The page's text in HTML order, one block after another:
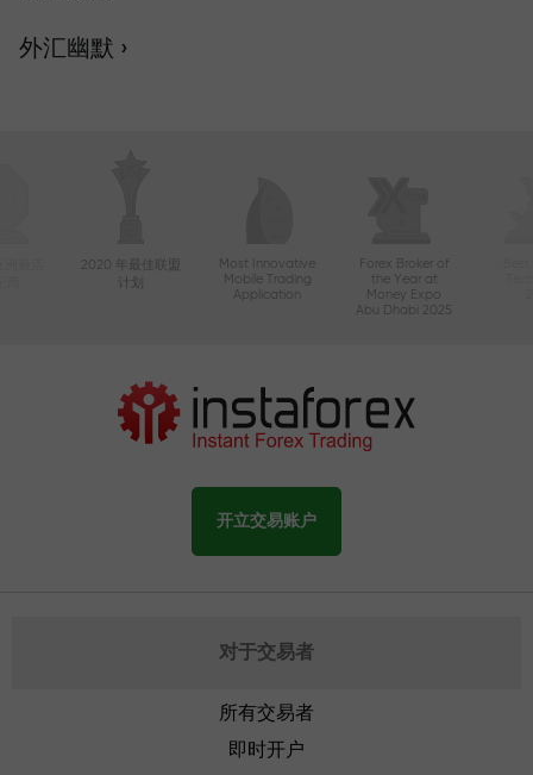
外汇幽默 ›
2020 年最佳联盟
Most Innovative
Mobile Trading
Application
Forex Broker of
the Year at
Money Expo
Abu Dhabi 2025
开立交易账户
对于交易者
所有交易者
即时开户